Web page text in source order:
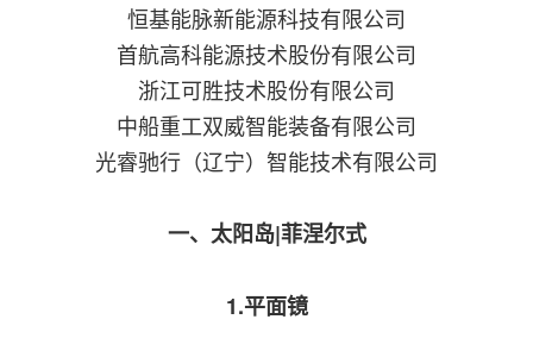
恒基能脉新能源科技有限公司
首航高科能源技术股份有限公司
浙江可胜技术股份有限公司
中船重工双威智能装备有限公司
光睿驰行（辽宁）智能技术有限公司
一、太阳岛|菲涅尔式
1.平面镜